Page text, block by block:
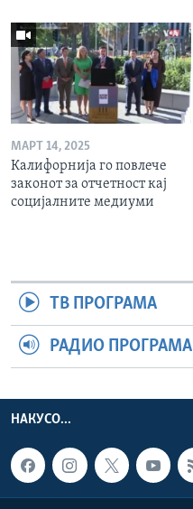
МАРТ 14, 2025
Калифорнија го повлече
законот за отчетност кај
социјалните медиуми
ТВ ПРОГРАМА
РАДИО ПРОГРАМА
НАКУСО...